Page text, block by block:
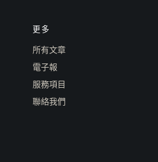
更多
所有文章
電子報
服務項目
聯絡我們